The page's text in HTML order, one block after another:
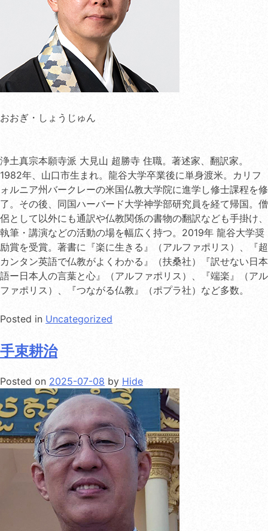
おおぎ・しょうじゅん
浄土真宗本願寺派 大見山 超勝寺 住職。著述家、翻訳家。
1982年、山口市生まれ。龍谷大学卒業後に単身渡米。カリフ
ォルニア州バークレーの米国仏教大学院に進学し修士課程を修
了。その後、同国ハーバード大学神学部研究員を経て帰国。僧
侶として以外にも通訳や仏教関係の書物の翻訳なども手掛け、
執筆・講演などの活動の場を幅広く持つ。2019年 龍谷大学奨
励賞を受賞。著書に『楽に生きる』（アルファポリス）、『超
カンタン英語で仏教がよくわかる』（扶桑社）『訳せない日本
語ー日本人の言葉と心』（アルファポリス）、『端楽』（アル
ファポリス）、『つながる仏教』（ポプラ社）など多数。
Posted in Uncategorized
手束耕治
Posted on 2025-07-08 by Hide